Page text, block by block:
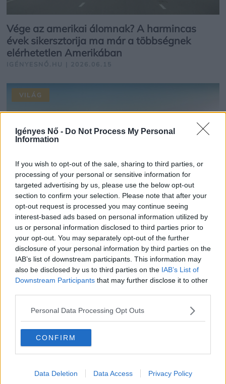
Igényes Nő - Do Not Process My Personal
Information
If you wish to opt-out of the sale, sharing to third parties, or
processing of your personal or sensitive information for
targeted advertising by us, please use the below opt-out
section to confirm your selection. Please note that after your
opt-out request is processed you may continue seeing
interest-based ads based on personal information utilized by
us or personal information disclosed to third parties prior to
your opt-out. You may separately opt-out of the further
disclosure of your personal information by third parties on the
IAB’s list of downstream participants. This information may
also be disclosed by us to third parties on the IAB’s List of
Downstream Participants that may further disclose it to other
Personal Data Processing Opt Outs
CONFIRM
Data Deletion Data Access Privacy Policy
Vége az amerikai álomnak? A harmincas
évek sikersztorija ma már a többségnek
elérhetetlen Amerikában
IGÉNYESNŐ.HU | 2026.06.15
Még csak május végén járunk, de már most
lecsapott Európára a pusztító kánikula
KOVÁCS PATRIK | 2026.05.31
VILÁG